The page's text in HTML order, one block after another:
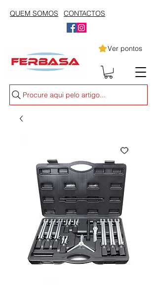
QUEM SOMOS CONTACTOS
Ver pontos
Procure aqui pelo artigo...